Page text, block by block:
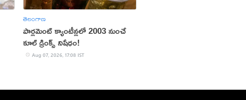
తెలంగాణ
పార్లమెంట్ క్యాంటీన్లలో 2003 నుంచే
కూల్ డ్రింక్స్ నిషేధం!
Aug 07, 2026, 17:08 IST